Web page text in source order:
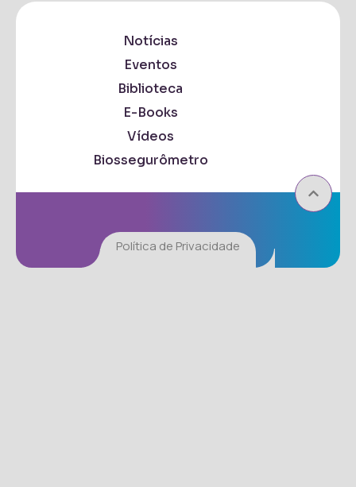
Notícias
Eventos
Biblioteca
E-Books
Vídeos
Biossegurômetro
Política de Privacidade